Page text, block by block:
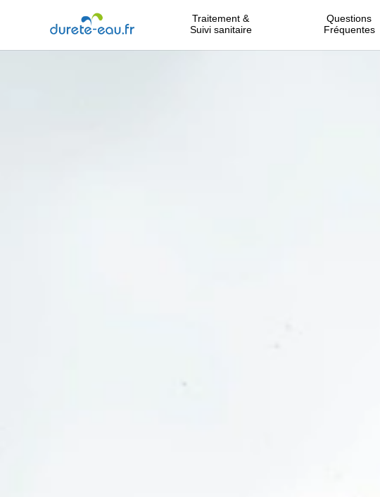
Traitement &
Suivi sanitaire
Questions
Fréquentes